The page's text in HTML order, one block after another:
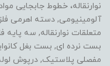
نوارنقاله، خطوط جابجایی
آلومینیومی, دسته اهرمی
متعلقات نوارنقاله, سه
بست نرده ای, بست بغل
مفصلی پلاستیک, درپوش